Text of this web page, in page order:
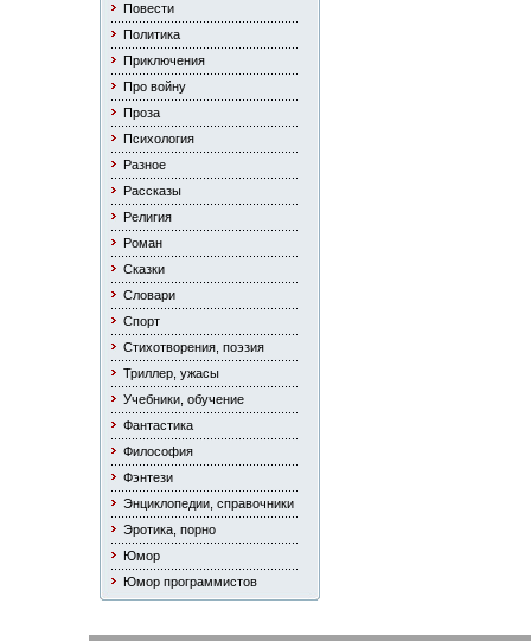
Повести
Политика
Приключения
Про войну
Проза
Психология
Разное
Рассказы
Религия
Роман
Сказки
Словари
Спорт
Стихотворения, поэзия
Триллер, ужасы
Учебники, обучение
Фантастика
Философия
Фэнтези
Энциклопедии, справочники
Эротика, порно
Юмор
Юмор программистов